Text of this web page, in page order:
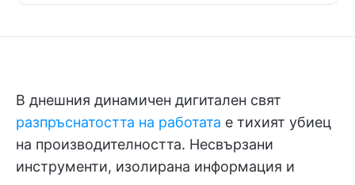
В днешния динамичен дигитален свят
разпръснатостта на работата е тихият убиец
на производителността. Несвързани
инструменти, изолирана информация и